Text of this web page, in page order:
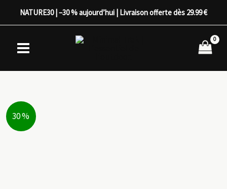
NATURE30 | –30 % aujourd’hui | Livraison offerte dès 29.99 €
30 %